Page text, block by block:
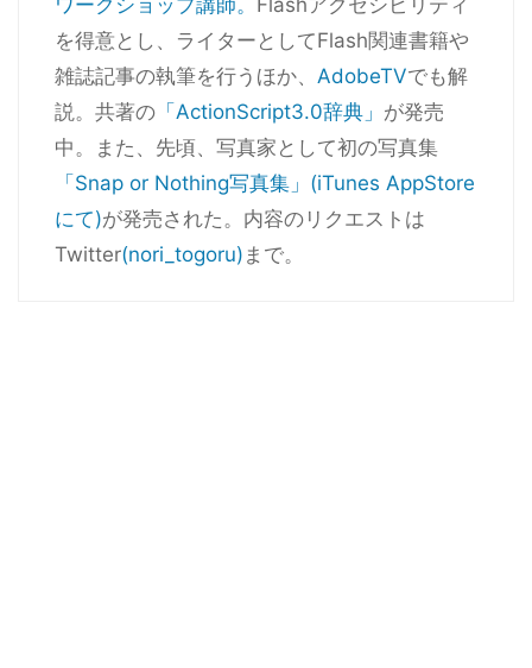
ワークショップ講師。 Flashアクセシビリティ
を得意とし、ライターとしてFlash関連書籍や
雑誌記事の執筆を行うほか、 AdobeTVでも解
説。共著の 「ActionScript3.0辞典」 が発売
中。また、先頃、写真家として初の写真集
「Snap or Nothing写真集」(iTunes AppStore
にて)が発売された。内容のリクエストは
Twitter(nori_togoru) まで。